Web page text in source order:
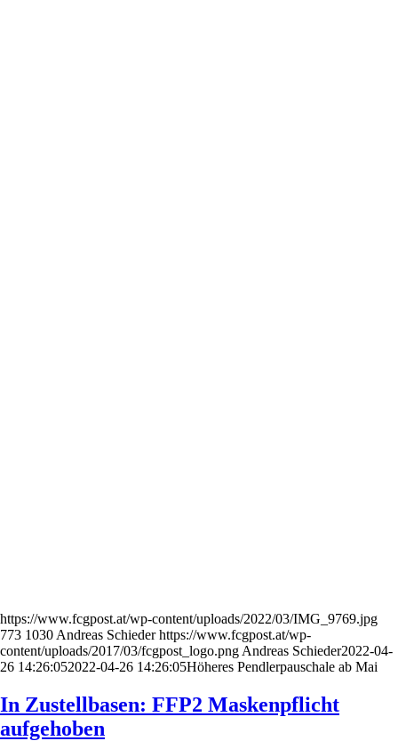
https://www.fcgpost.at/wp-content/uploads/2022/03/IMG_9769.jpg
773 1030 Andreas Schieder https://www.fcgpost.at/wp-
content/uploads/2017/03/fcgpost_logo.png Andreas Schieder2022-04-
26 14:26:052022-04-26 14:26:05Höheres Pendlerpauschale ab Mai
In Zustellbasen: FFP2 Maskenpflicht
aufgehoben